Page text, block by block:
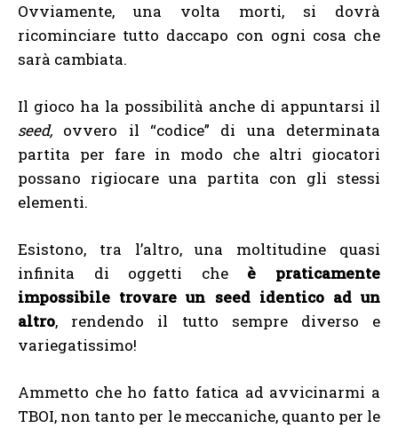
Ovviamente, una volta morti, si dovrà
ricominciare tutto daccapo con ogni cosa che
sarà cambiata.
Il gioco ha la possibilità anche di appuntarsi il
seed, ovvero il “codice” di una determinata
partita per fare in modo che altri giocatori
possano rigiocare una partita con gli stessi
elementi.
Esistono, tra l’altro, una moltitudine quasi
infinita di oggetti che è praticamente
impossibile trovare un seed identico ad un
altro, rendendo il tutto sempre diverso e
variegatissimo!
Ammetto che ho fatto fatica ad avvicinarmi a
TBOI, non tanto per le meccaniche, quanto per le